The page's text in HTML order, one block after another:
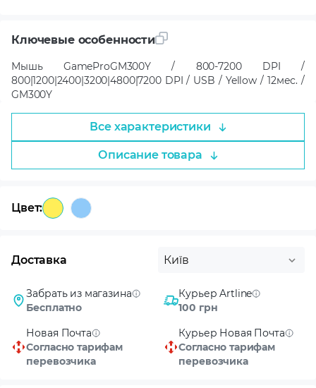
Ключевые особенности
Мышь GameProGM300Y / 800-7200 DPI /
800|1200|2400|3200|4800|7200 DPI / USB / Yellow / 12мес. /
GM300Y
Все характеристики
Описание товара
Цвет:
Доставка Київ
Забрать из магазина
Бесплатно
Курьер Artline
100 грн
Новая Почта
Согласно тарифам
перевозчика
Курьер Новая Почта
Согласно тарифам
перевозчика